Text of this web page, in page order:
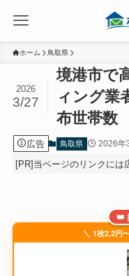
ホーム 鳥取県
境港市で
ィング業
布世帯数
2026
3/27
広告 鳥取県 2026年
[PR]当ページのリンクには
👑
＼ 1枚2.2円